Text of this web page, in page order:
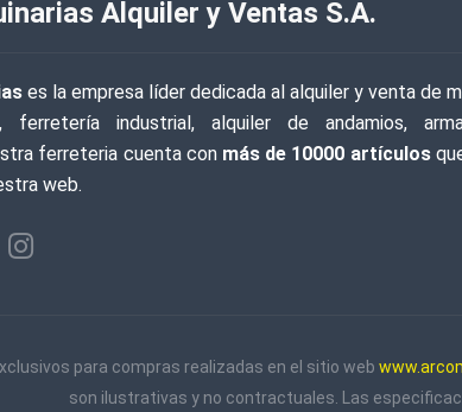
Alquiler y Ventas S.A.
es la empresa líder dedicada al alquiler y venta de
ferretería industrial, alquiler de andamios,
ferreteria cuenta con más de 10000 artículos
web.
para compras realizadas en el sitio web
son ilustrativas y no contractuales. Las